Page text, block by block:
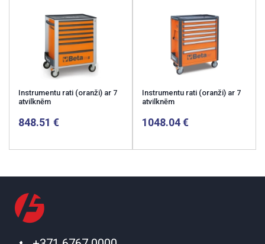
Instrumentu rati (oranži) ar 7
atvilknēm
848.51
Instrumentu rati (oranži) ar 7
atvilknēm
1048.04